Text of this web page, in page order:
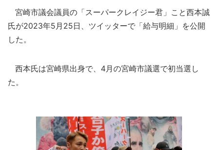
宮崎市議会議員の「スーパークレイジー君」こと西本誠
氏が2023年5月25日、ツイッターで「給与明細」を公開
した。
西本氏は宮崎県出身で、4月の宮崎市議選で初当選し
た。